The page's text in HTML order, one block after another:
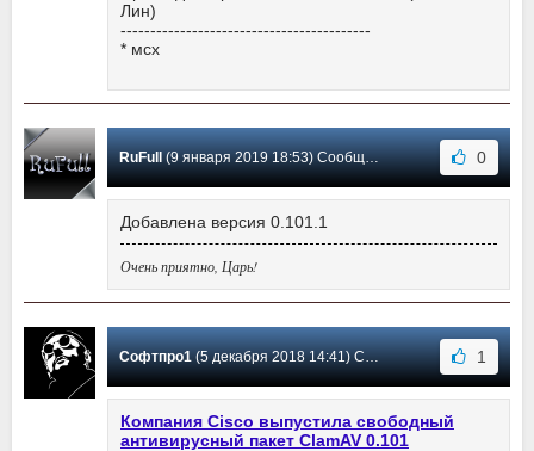
Лин)
------------------------------------------
* мсх
RuFull(9 января 2019 18:53) Сообщение #23 0
Добавлена версия 0.101.1
Очень приятно, Царь!
Софтпро1(5 декабря 2018 14:41) Сообщение #22 1
Компания Cisco выпустила свободный
антивирусный пакет ClamAV 0.101